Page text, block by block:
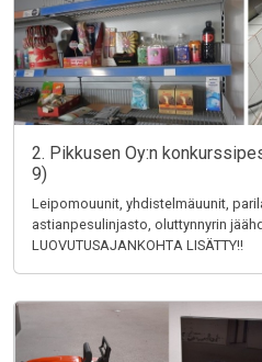
2. Pikkusen Oy:n
9)
Leipomouunit, yhdistelmäuunit,
astianpesulinjasto, oluttynnyrin
LUOVUTUSAJANKOHTA LISÄTTY!!